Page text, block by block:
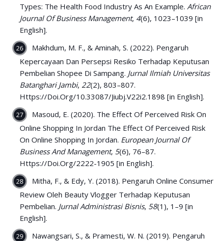
Types: The Health Food Industry As An Example. African
Journal Of Business Management, 4(6), 1023–1039 [in
English].
Makhdum, M. F., & Aminah, S. (2022). Pengaruh
Kepercayaan Dan Persepsi Resiko Terhadap Keputusan
Pembelian Shopee Di Sampang. Jurnal Ilmiah Universitas
Batanghari Jambi, 22(2), 803–807.
Https://Doi.Org/10.33087/Jiubj.V22i2.1898 [in English].
Masoud, E. (2020). The Effect Of Perceived Risk On
Online Shopping In Jordan The Effect Of Perceived Risk
On Online Shopping In Jordan. European Journal Of
Business And Management, 5(6), 76–87.
Https://Doi.Org/2222-1905 [in English].
Mitha, F., & Edy, Y. (2018). Pengaruh Online Consumer
Review Oleh Beauty Vlogger Terhadap Keputusan
Pembelian. Jurnal Administrasi Bisnis, 58(1), 1–9 [in
English].
Nawangsari, S., & Pramesti, W. N. (2019). Pengaruh